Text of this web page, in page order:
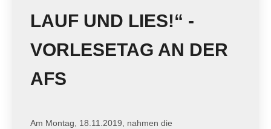
LAUF UND LIES!“ -
VORLESETAG AN DER
AFS
Am Montag, 18.11.2019, nahmen die